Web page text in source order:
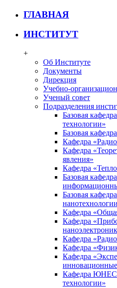
ГЛАВНАЯ
ИНСТИТУТ
+
Об Институте
Документы
Дирекция
Учебно-
Ученый совет
Подразделения
Базовая
технологии»
Базовая
Кафедра
Кафедра
явления»
Кафедра
Базовая
Базовая
Кафедра
Кафедра
Кафедра
Кафедра
Кафедра
Кафедра
технологии»